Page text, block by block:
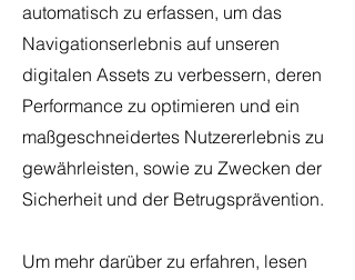
automatisch zu erfassen, um das
Navigationserlebnis auf unseren
digitalen Assets zu verbessern, deren
Performance zu optimieren und ein
maßgeschneidertes Nutzererlebnis zu
gewährleisten, sowie zu Zwecken der
Sicherheit und der Betrugsprävention.
Um mehr darüber zu erfahren, lesen